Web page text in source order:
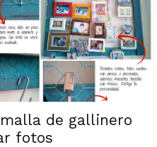
de gallinero
fotos